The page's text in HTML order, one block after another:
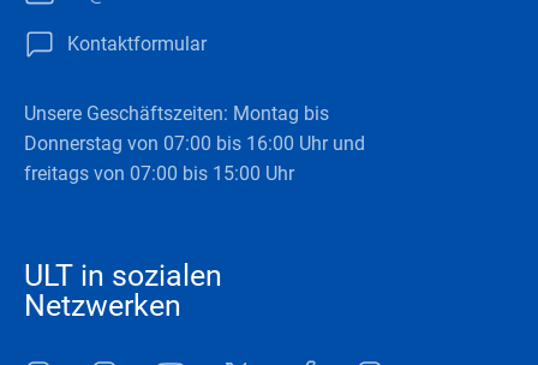
Kontaktformular
Unsere Geschäftszeiten: Montag bis
Donnerstag von 07:00 bis 16:00 Uhr und
freitags von 07:00 bis 15:00 Uhr
ULT in sozialen
Netzwerken